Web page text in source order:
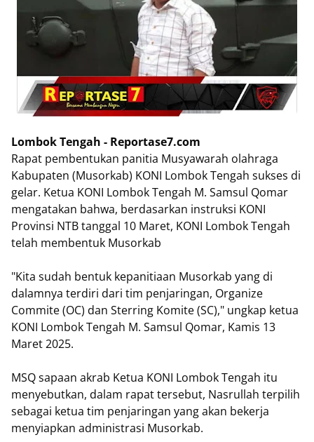
Lombok Tengah - Reportase7.com
Rapat pembentukan panitia Musyawarah olahraga
Kabupaten (Musorkab) KONI Lombok Tengah sukses di
gelar. Ketua KONI Lombok Tengah M. Samsul Qomar
mengatakan bahwa, berdasarkan instruksi KONI
Provinsi NTB tanggal 10 Maret, KONI Lombok Tengah
telah membentuk Musorkab
"Kita sudah bentuk kepanitiaan Musorkab yang di
dalamnya terdiri dari tim penjaringan, Organize
Commite (OC) dan Sterring Komite (SC)," ungkap ketua
KONI Lombok Tengah M. Samsul Qomar, Kamis 13
Maret 2025.
MSQ sapaan akrab Ketua KONI Lombok Tengah itu
menyebutkan, dalam rapat tersebut, Nasrullah terpilih
sebagai ketua tim penjaringan yang akan bekerja
menyiapkan administrasi Musorkab.